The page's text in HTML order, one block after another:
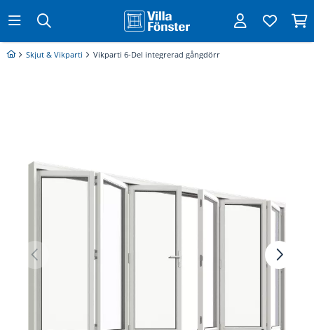
Skjut & Vikparti Vikparti 6-Del integrerad gångdörr